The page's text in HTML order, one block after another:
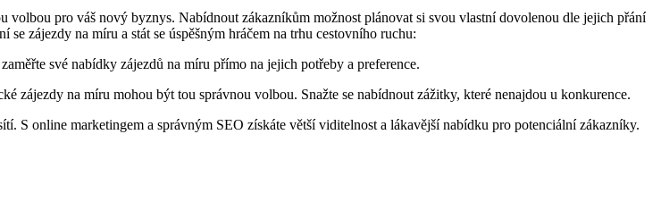
volbou pro váš nový byznys. Nabídnout zákazníkům možnost plánovat si svou vlastní dovolenou dle jejich přání
zájezdy na míru a stát se úspěšným hráčem na trhu cestovního ruchu:
své nabídky zájezdů na míru přímo na jejich potřeby a preference.
zájezdy na míru mohou být tou správnou volbou. Snažte se nabídnout zážitky, které nenajdou u konkurence.
S online marketingem a správným SEO získáte větší viditelnost a lákavější nabídku pro potenciální zákazníky.